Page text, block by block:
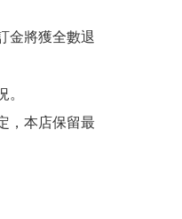
金將獲全數退
。
，本店保留最